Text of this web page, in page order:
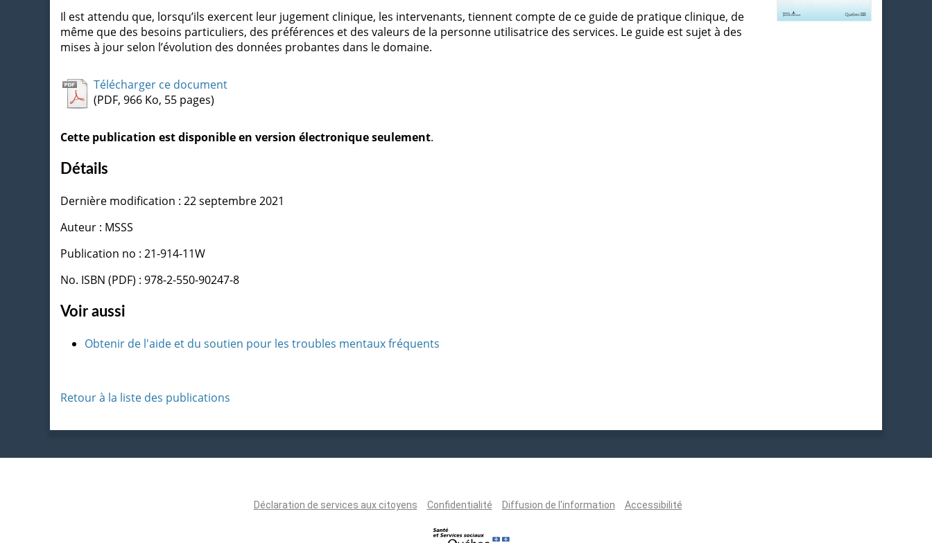
Il est attendu que, lorsqu’ils exercent leur jugement clinique, les intervenants, tiennent compte de ce guide de pratique clinique, de
même que des besoins particuliers, des préférences et des valeurs de la personne utilisatrice des services. Le guide est sujet à des
mises à jour selon l’évolution des données probantes dans le domaine.
Télécharger ce document
(PDF, 966 Ko, 55 pages)
Cette publication est disponible en version électronique seulement.
Détails
Dernière modification : 22 septembre 2021
Auteur : MSSS
Publication no : 21-914-11W
No. ISBN (PDF) : 978-2-550-90247-8
Voir aussi
Obtenir de l'aide et du soutien pour les troubles mentaux fréquents
Retour à la liste des publications
Déclaration de services aux citoyens Confidentialité Diffusion de l'information Accessibilité